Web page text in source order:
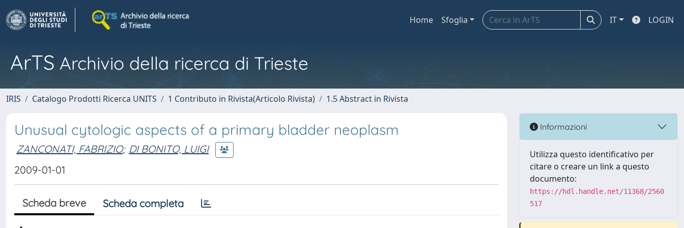
Home Sfoglia IT LOGIN
ArTS Archivio della ricerca di Trieste
IRIS Catalogo Prodotti Ricerca UNITS 1 Contributo in Rivista(Articolo Rivista) 1.5 Abstract in Rivista
Unusual cytologic aspects of a primary bladder neoplasm
ZANCONATI, FABRIZIO; DI BONITO, LUIGI
2009-01-01
Scheda breve Scheda completa
Informazioni
Utilizza questo identificativo per
citare o creare un link a questo
documento:
https://hdl.handle.net/11368/2560
517